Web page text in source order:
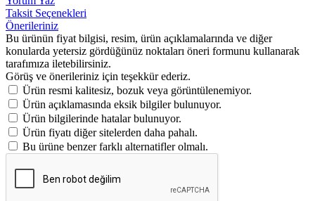
Taksit Seçenekleri
Önerileriniz
Bu ürünün fiyat bilgisi, resim, ürün açıklamalarında ve diğer
konularda yetersiz gördüğünüz noktaları öneri formunu kullanarak
tarafımıza iletebilirsiniz.
Görüş ve önerileriniz için teşekkür ederiz.
Ürün resmi kalitesiz, bozuk veya görüntülenemiyor.
Ürün açıklamasında eksik bilgiler bulunuyor.
Ürün bilgilerinde hatalar bulunuyor.
Ürün fiyatı diğer sitelerden daha pahalı.
Bu ürüne benzer farklı alternatifler olmalı.